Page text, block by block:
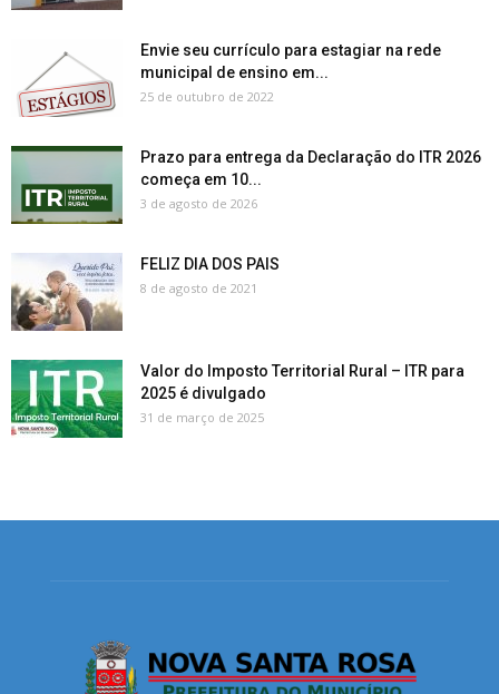
Envie seu currículo para estagiar na rede
municipal de ensino em...
25 de outubro de 2022
Prazo para entrega da Declaração do ITR 2026
começa em 10...
3 de agosto de 2026
FELIZ DIA DOS PAIS
8 de agosto de 2021
Valor do Imposto Territorial Rural – ITR para
2025 é divulgado
31 de março de 2025